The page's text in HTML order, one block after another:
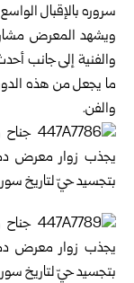
سروره بالإقبال
ويشهد المعرض
والفنية إلى جانب
ما يجعل من هذه
والفن.